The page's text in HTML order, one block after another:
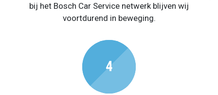
bij het Bosch Car Service netwerk blijven wij
voortdurend in beweging.